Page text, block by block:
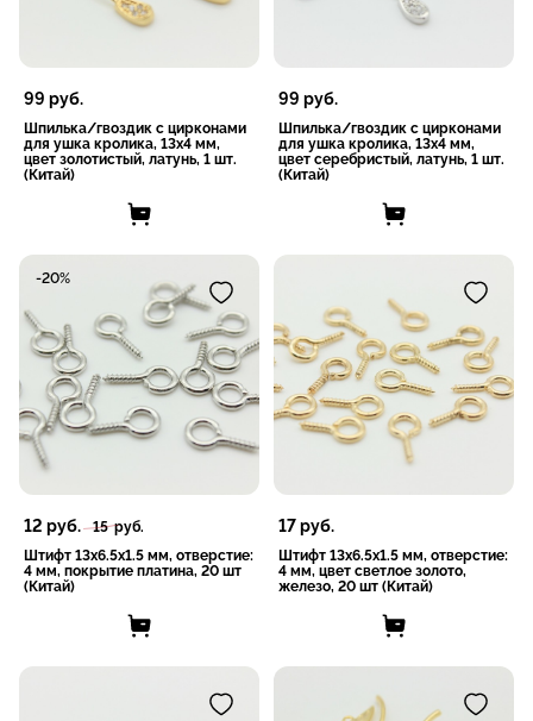
99 руб.
Шпилька/гвоздик с цирконами
для ушка кролика, 13x4 мм,
цвет золотистый, латунь, 1 шт.
(Китай)
99 руб.
Шпилька/гвоздик с цирконами
для ушка кролика, 13x4 мм,
цвет серебристый, латунь, 1 шт.
(Китай)
12 руб. 15руб.
Штифт 13x6.5x1.5 мм, отверстие:
4 мм, покрытие платина, 20 шт
(Китай)
-20%
17руб.
Штифт 13x6.5x1.5 мм, отверстие:
4 мм, цвет светлое золото,
железо, 20 шт (Китай)